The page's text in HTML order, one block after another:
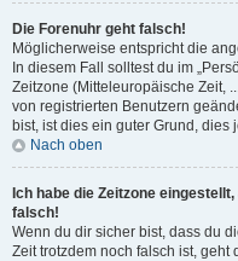
Die Forenuhr geht falsch!
Möglicherweise entspricht die
In diesem Fall solltest du im
Zeitzone (Mitteleuropäische Zeit,
von registrierten Benutzern
bist, ist dies ein guter Grund, dies
Nach oben
Ich habe die Zeitzone
falsch!
Wenn du dir sicher bist, dass du
Zeit trotzdem noch falsch ist,